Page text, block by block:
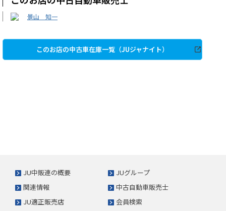
景山 知一
このお店の中古車在庫一覧（JUジャナイト）
JU中販連の概要
JUグループ
関連情報
中古自動車販売士
JU適正販売店
会員検索